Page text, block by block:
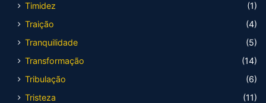
Timidez
(1)
Traição
(4)
Tranquilidade
(5)
Transformação
(14)
Tribulação
(6)
Tristeza
(11)